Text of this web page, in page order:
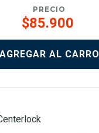
PRECIO
$85.900
AGREGAR AL CARRO